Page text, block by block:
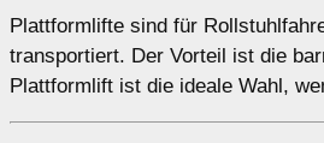
Plattformlifte sind für
transportiert. Der Vorteil ist die
Plattformlift ist die ideale Wahl,